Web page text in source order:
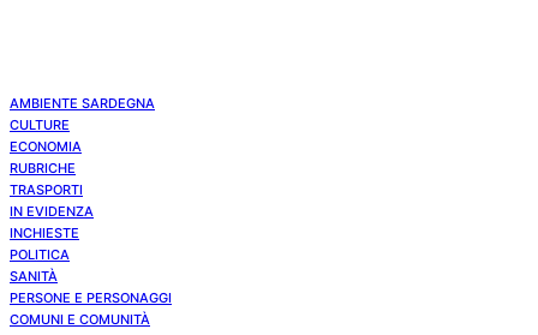
AMBIENTE SARDEGNA
CULTURE
ECONOMIA
RUBRICHE
TRASPORTI
IN EVIDENZA
INCHIESTE
POLITICA
SANITÀ
PERSONE E PERSONAGGI
COMUNI E COMUNITÀ